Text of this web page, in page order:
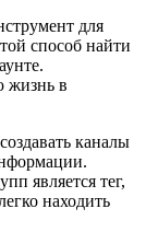
для
способ найти
жизнь в
каналы
является тег,
находить